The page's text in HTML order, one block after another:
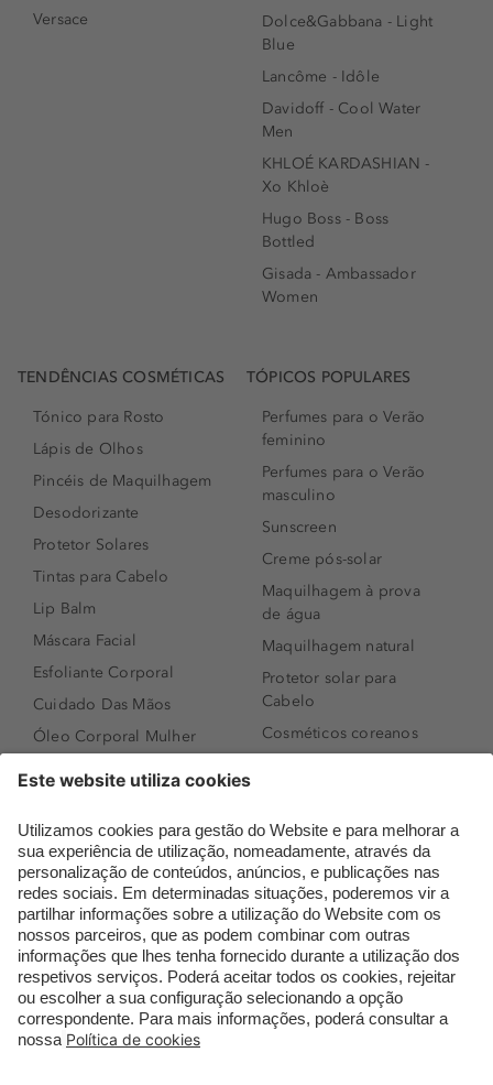
Versace
Dolce&Gabbana - Light
Blue
Lancôme - Idôle
Davidoff - Cool Water
Men
KHLOÉ KARDASHIAN -
Xo Khloè
Hugo Boss - Boss
Bottled
Gisada - Ambassador
Women
TENDÊNCIAS COSMÉTICAS
Tónico para Rosto
Lápis de Olhos
Pincéis de Maquilhagem
Desodorizante
Protetor Solares
Tintas para Cabelo
Lip Balm
Máscara Facial
Esfoliante Corporal
Cuidado Das Mãos
Óleo Corporal Mulher
Sérum de Rosto
Body mist & Spray
corporal
Produtos para Cabelo
Homem
Espuma de Limpeza
Facial
Dermocosmética
TÓPICOS POPULARES
Perfumes para o Verão
feminino
Perfumes para o Verão
masculino
Sunscreen
Creme pós-solar
Maquilhagem à prova
de água
Maquilhagem natural
Protetor solar para
Cabelo
Cosméticos coreanos
Perfumes árabes
Novidades
Melhores Perfumes
Femininos
TOP 10: Perfumes
Masculinos
Pestanas Postiças
Creme Rosto Homem